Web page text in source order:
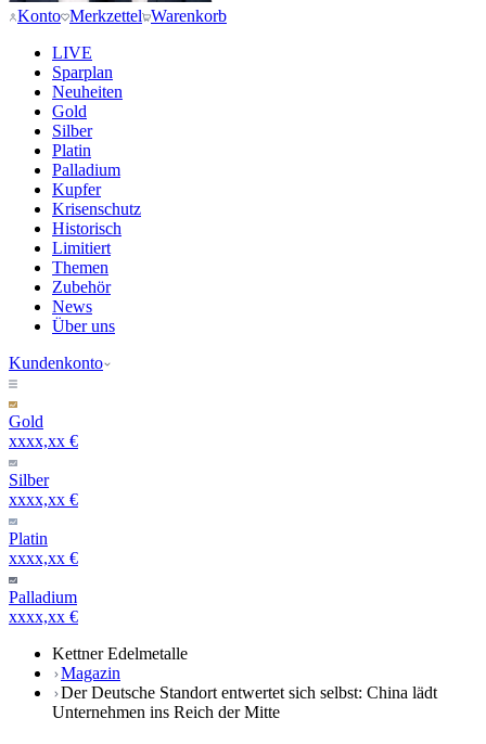
Konto Merkzettel Warenkorb
LIVE
Sparplan
Neuheiten
Gold
Silber
Platin
Palladium
Kupfer
Krisenschutz
Historisch
Limitiert
Themen
Zubehör
News
Über uns
Kundenkonto
Gold
xxxx,xx €
Silber
xxxx,xx €
Platin
xxxx,xx €
Palladium
xxxx,xx €
Kettner Edelmetalle
Magazin
Der Deutsche Standort entwertet sich selbst: China lädt
Unternehmen ins Reich der Mitte